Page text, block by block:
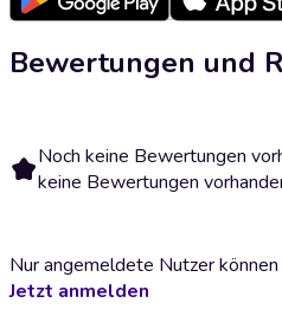
Bewertungen und
Noch keine Bewertungen
keine Bewertungen
Nur angemeldete Nutzer
Jetzt anmelden